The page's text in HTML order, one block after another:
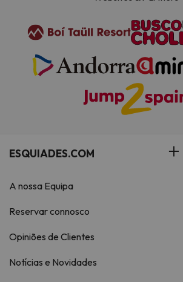
ESQUIADES.COM
A nossa Equipa
Reservar connosco
Opiniões de Clientes
Notícias e Novidades